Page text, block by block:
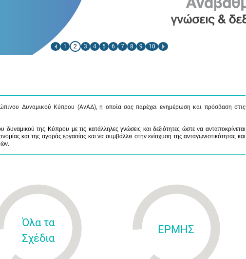
1 2 3 4 5 6 7 8 9 10
Δυναμικού Κύπρου (ΑνΑΔ), η οποία σας παρέχει ενημέρωση και πρόσβαση στις
της Κύπρου με τις κατάλληλες γνώσεις και δεξιότητες ώστε να ανταποκρίνεται
και της αγοράς εργασίας και να συμβάλλει στην ενίσχυση της ανταγωνιστικότητας και
Όλα τα
Σχέδια
ΕΡΜΗΣ